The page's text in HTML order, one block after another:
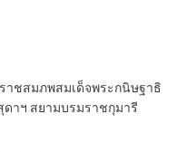
าชสมภพสมเด็จพระกนิษฐาธิ
ดาฯ สยามบรมราชกุมารี